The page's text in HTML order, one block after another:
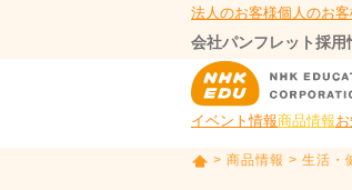
法人のお客様個人のお客
会社パンフレット採用
イベント情報商品情報
> 商品情報 > 生活・